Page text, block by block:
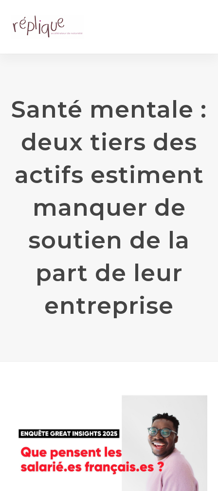
Santé mentale :
deux tiers des
actifs estiment
manquer de
soutien de la
part de leur
entreprise